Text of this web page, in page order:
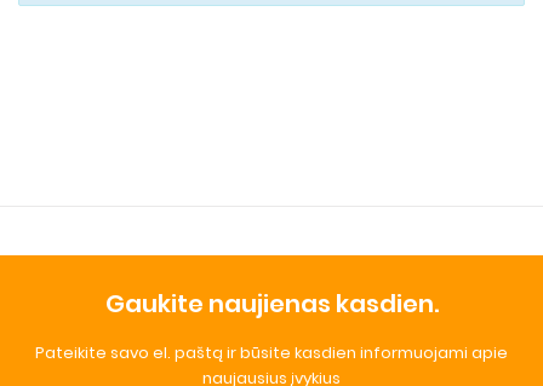
Gaukite naujienas kasdien.
Pateikite savo el. paštą ir būsite kasdien informuojami apie
naujausius įvykius